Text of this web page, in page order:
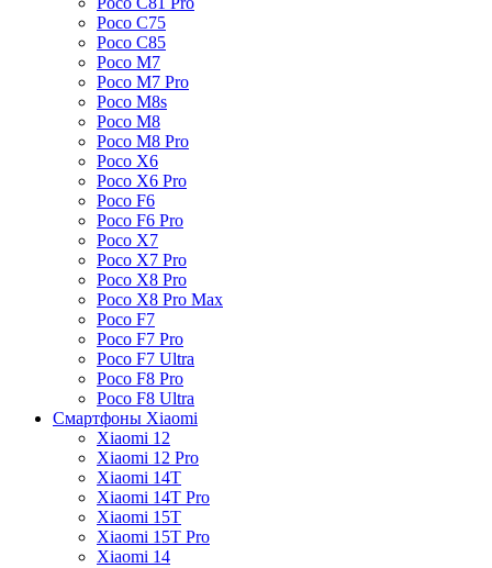
Poco C75
Poco C85
Poco M7
Poco M7 Pro
Poco M8s
Poco M8
Poco M8 Pro
Poco X6
Poco X6 Pro
Poco F6
Poco F6 Pro
Poco X7
Poco X7 Pro
Poco X8 Pro
Poco X8 Pro Max
Poco F7
Poco F7 Pro
Poco F7 Ultra
Poco F8 Pro
Poco F8 Ultra
Смартфоны Xiaomi
Xiaomi 12
Xiaomi 12 Pro
Xiaomi 14T
Xiaomi 14T Pro
Xiaomi 15T
Xiaomi 15T Pro
Xiaomi 14